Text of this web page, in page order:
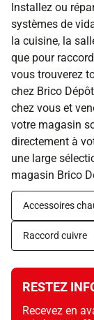
Installez ou
systèmes de
la cuisine, la
que pour
vous trouverez
chez Brico
chez vous et
votre magasin
directement à
une large
magasin Brico
Accessoires
Raccord cuivre
RESTEZ
Recevez en